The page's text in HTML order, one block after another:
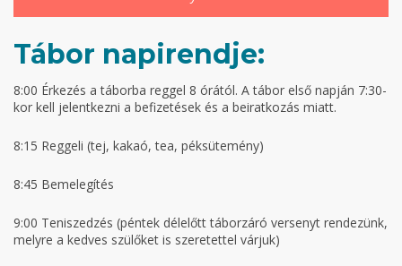
Tábor napirendje:
8:00 Érkezés a táborba reggel 8 órától. A tábor első napján 7:30-
kor kell jelentkezni a befizetések és a beiratkozás miatt.
8:15 Reggeli (tej, kakaó, tea, péksütemény)
8:45 Bemelegítés
9:00 Teniszedzés (péntek délelőtt táborzáró versenyt rendezünk,
melyre a kedves szülőket is szeretettel várjuk)